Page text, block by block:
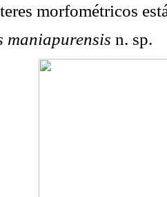
morfométricos
maniapurensis n. sp.